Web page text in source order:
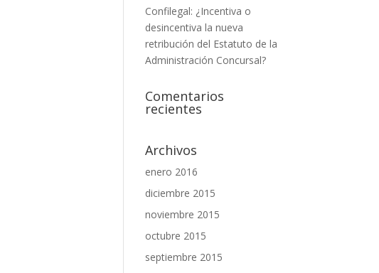
Confilegal: ¿Incentiva o
desincentiva la nueva
retribución del Estatuto de la
Administración Concursal?
Comentarios
recientes
Archivos
enero 2016
diciembre 2015
noviembre 2015
octubre 2015
septiembre 2015